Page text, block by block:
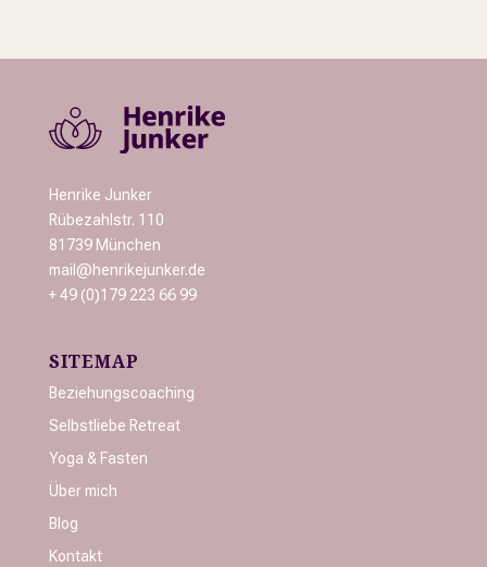
Henrike Junker
Rübezahlstr. 110
81739 München
mail@henrikejunker.de
+ 49 (0)179 223 66 99
SITEMAP
Beziehungscoaching
Selbstliebe Retreat
Yoga & Fasten
Über mich
Blog
Kontakt